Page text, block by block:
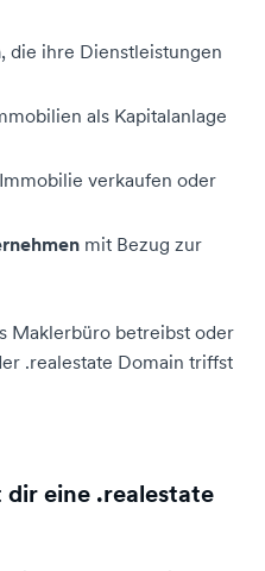
, die ihre Dienstleistungen
als Kapitalanlage
verkaufen oder
mit Bezug zur
Maklerbüro betreibst oder
.realestate Domain triffst
eine .realestate